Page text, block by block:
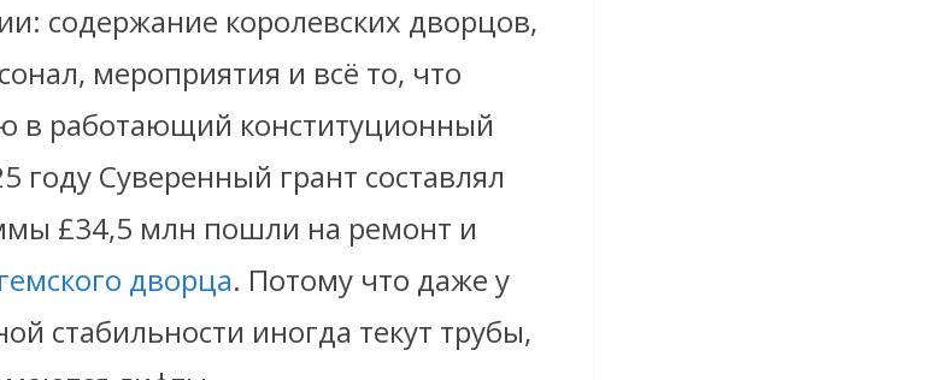
содержание королевских дворцов,
мероприятия и всё то, что
в работающий конституционный
году Суверенный грант составлял
£34,5 млн пошли на ремонт и
дворца. Потому что даже у
стабильности иногда текут трубы,